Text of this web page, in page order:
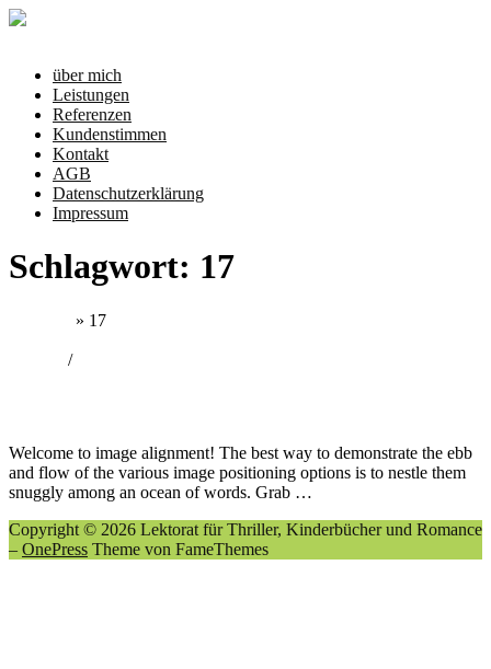
Zum
über mich
Leistungen
Referenzen
Kundenstimmen
Kontakt
AGB
Datenschutzerklärung
Impressum
Schlagwort: 17
» 17
/
Welcome to image alignment! The best way to demonstrate the ebb
and flow of the various image positioning options is to nestle them
snuggly among an ocean of words. Grab …
Copyright © 2026 Lektorat für Thriller, Kinderbücher und Romance
– OnePress Theme von FameThemes